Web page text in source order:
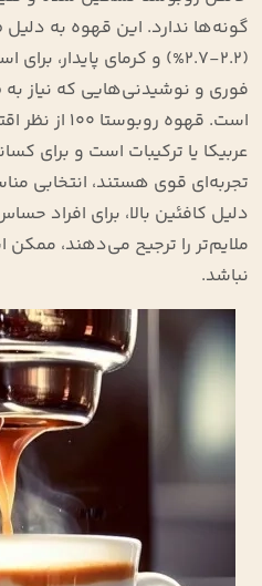
گونه‌ها ندارد. این قهوه به دلیل
(۲.۲-۲.۷%) و کرمای
فوری و نوشیدنی‌هایی که نیاز
است. قهوه
عربیکا یا ترکیبات است و برای
تجربه‌ای قوی هستند، انتخابی
دلیل کافئین بالا، برای افراد
ملایم‌تر را ترجیح می‌دهند،
نباشد.